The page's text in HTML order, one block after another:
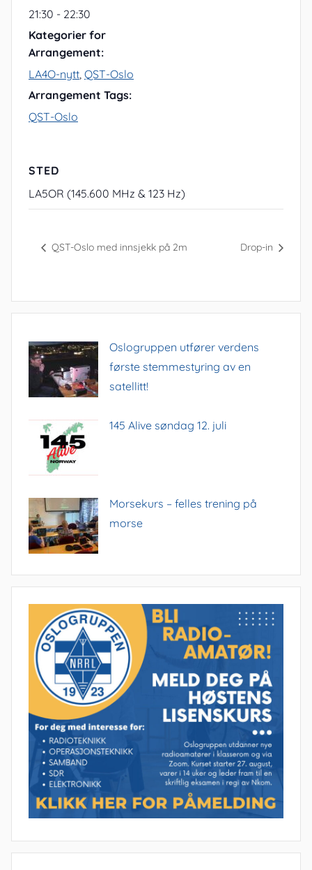
21:30 - 22:30
Kategorier for
Arrangement:
LA4O-nytt QST-Oslo
Arrangement Tags:
QST-Oslo
STED
LA5OR (145.600 MHz & 123 Hz)
QST-Oslo med innsjekk på 2m Drop-in
Oslogruppen utfører verdens
første stemmestyring av en
satellitt!
145 Alive søndag 12. juli
Morsekurs – felles trening på
morse